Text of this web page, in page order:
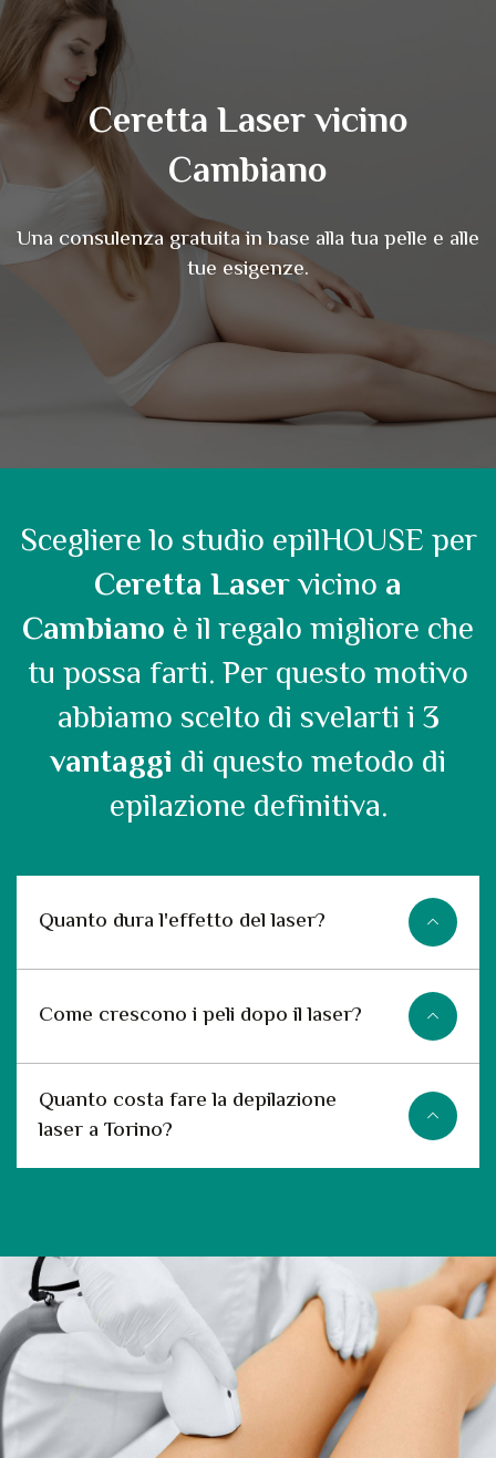
Ceretta Laser vicino
Cambiano
Una consulenza gratuita in base alla tua pelle e alle
tue esigenze.
Scegliere lo studio epilHOUSE per
Ceretta Laservicino a
Cambiano è il regalo migliore che
tu possa farti. Per questo motivo
abbiamo scelto di svelarti i 3
vantaggi di questo metodo di
epilazione definitiva.
Quanto dura l'effetto del laser?
Come crescono i peli dopo il laser?
Quanto costa fare la depilazione
laser a Torino?